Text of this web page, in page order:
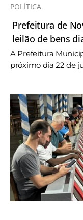
POLÍTICA
Prefeitura de
leilão de bens
A Prefeitura
próximo dia 22 de